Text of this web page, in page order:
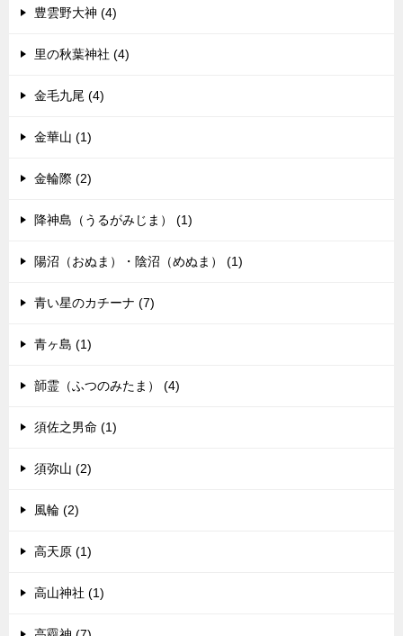
豊雲野大神 (4)
里の秋葉神社 (4)
金毛九尾 (4)
金華山 (1)
金輪際 (2)
降神島（うるがみじま） (1)
陽沼（おぬま）・陰沼（めぬま） (1)
青い星のカチーナ (7)
青ヶ島 (1)
韴霊（ふつのみたま） (4)
須佐之男命 (1)
須弥山 (2)
風輪 (2)
高天原 (1)
高山神社 (1)